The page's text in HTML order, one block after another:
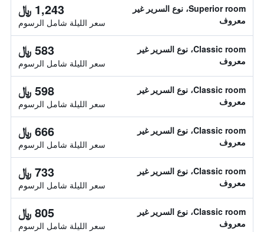
Superior room، نوع السرير غير
معروف
1,243 ﷼
سعر الليلة شامل الرسوم
Classic room، نوع السرير غير
معروف
583 ﷼
سعر الليلة شامل الرسوم
Classic room، نوع السرير غير
معروف
598 ﷼
سعر الليلة شامل الرسوم
Classic room، نوع السرير غير
معروف
666 ﷼
سعر الليلة شامل الرسوم
Classic room، نوع السرير غير
معروف
733 ﷼
سعر الليلة شامل الرسوم
Classic room، نوع السرير غير
معروف
805 ﷼
سعر الليلة شامل الرسوم